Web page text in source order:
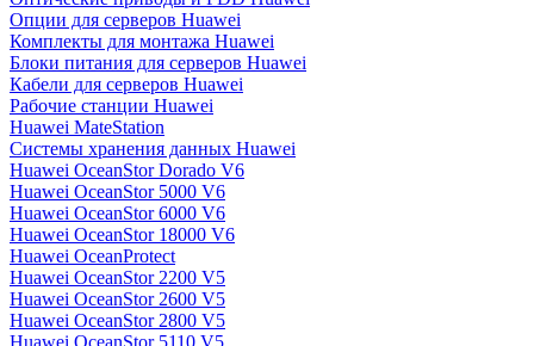
Опции для серверов Huawei
Комплекты для монтажа Huawei
Блоки питания для серверов Huawei
Кабели для серверов Huawei
Рабочие станции Huawei
Huawei MateStation
Системы хранения данных Huawei
Huawei OceanStor Dorado V6
Huawei OceanStor 5000 V6
Huawei OceanStor 6000 V6
Huawei OceanStor 18000 V6
Huawei OceanProtect
Huawei OceanStor 2200 V5
Huawei OceanStor 2600 V5
Huawei OceanStor 2800 V5
Huawei OceanStor 5110 V5